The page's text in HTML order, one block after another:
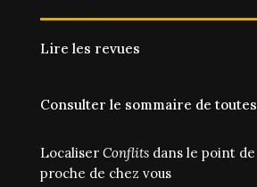
Lire les revues
Consulter le sommaire de
Localiser Conflitsdans le point
proche de chez vous